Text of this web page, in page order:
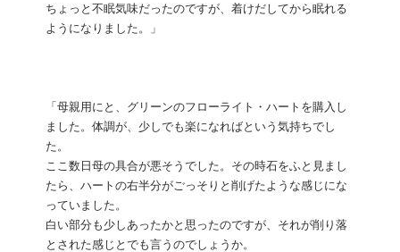
ちょっと不眠気味だったのですが、着けだしてから眠れる
ようになりました。」
「母親用にと、グリーンのフローライト・ハートを購入し
ました。体調が、少しでも楽になればという気持ちでし
た。
ここ数日母の具合が悪そうでした。その時石をふと見まし
たら、ハートの右半分がごっそりと削げたような感じにな
っていました。
白い部分も少しあったかと思ったのですが、それが削り落
とされた感じとでも言うのでしょうか。